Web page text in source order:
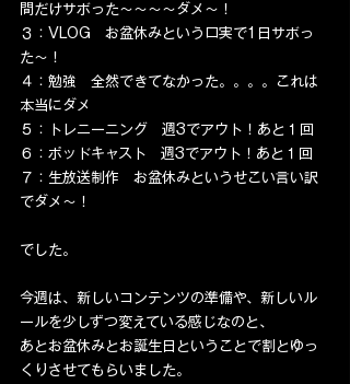
間だけサボった〜〜〜〜ダメ〜！
３：VLOG　お盆休みという口実で1日サボっ
た〜！
４：勉強　全然できてなかった。。。。これは
本当にダメ
５：トレニーニング　週3でアウト！あと１回
６：ポッドキャスト　週3でアウト！あと１回
７：生放送制作　お盆休みというせこい言い訳
でダメ〜！
でした。
今週は、新しいコンテンツの準備や、新しいル
ールを少しずつ変えている感じなのと、
あとお盆休みとお誕生日ということで割とゆっ
くりさせてもらいました。